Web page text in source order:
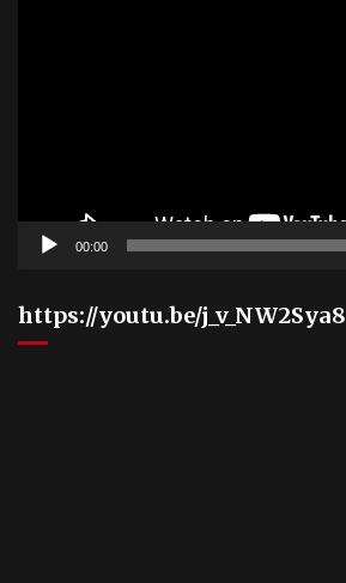
00:00
https://youtu.be/j_v_NW2Sya8